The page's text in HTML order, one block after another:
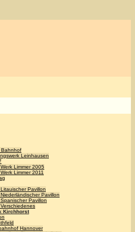
Bahnhof
Leinhausen
Limmer 2005
Limmer 2011
Pavillon
Pavillon
Pavillon
Kirchhorst
Hannover